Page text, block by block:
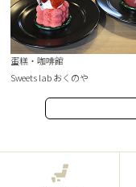
蛋糕・咖啡館
Sweets lab おくのや